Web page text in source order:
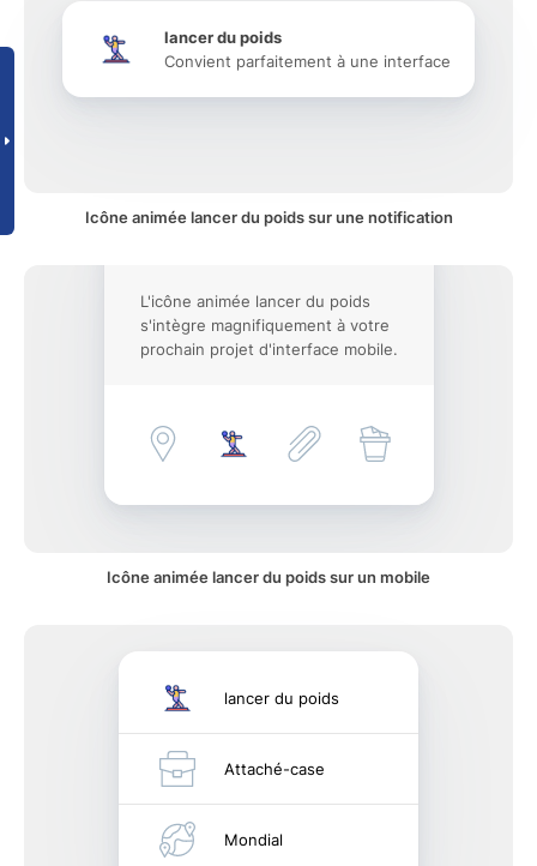
lancer du poids
Convient parfaitement à une interface
Icône animée lancer du poids sur une notification
L'icône animée lancer du poids
s'intègre magnifiquement à votre
prochain projet d'interface mobile.
Icône animée lancer du poids sur un mobile
lancer du poids
Attaché-case
Mondial